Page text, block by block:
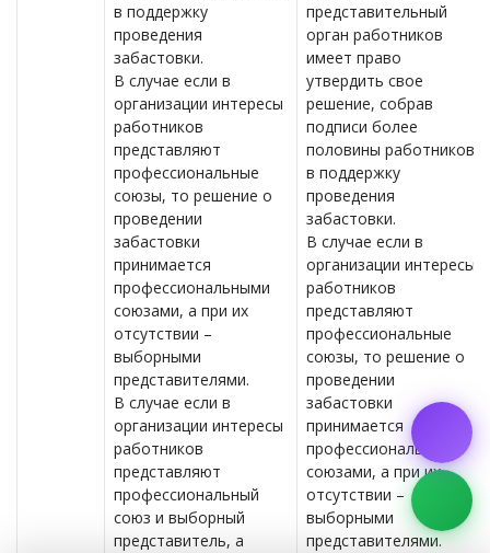
в поддержку
проведения
забастовки.
В случае если в
организации интересы
работников
представляют
профессиональные
союзы, то решение о
проведении
забастовки
принимается
профессиональными
союзами, а при их
отсутствии –
выборными
представителями.
В случае если в
организации интересы
работников
представляют
профессиональный
союз и выборный
представитель, а
представительный
орган работников
имеет право
утвердить свое
решение, собрав
подписи более
половины работников
в поддержку
проведения
забастовки.
В случае если в
организации интересы
работников
представляют
профессиональные
союзы, то решение о
проведении
забастовки
принимается
профессиональными
союзами, а при их
отсутствии –
выборными
представителями.